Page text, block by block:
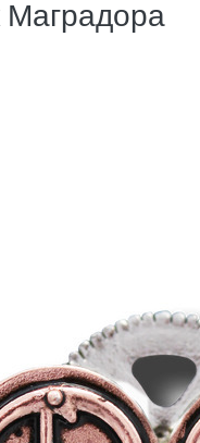
Маградора